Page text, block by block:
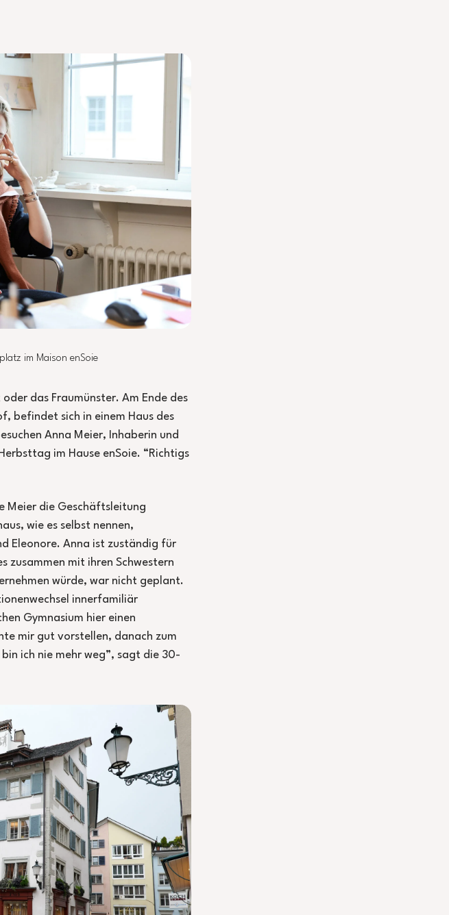
im Maison enSoie
das Fraumünster. Am Ende des
befindet sich in einem Haus des
Anna Meier, Inhaberin und
im Hause enSoie. “Richtigs
Meier die Geschäftsleitung
wie es selbst nennen,
Eleonore. Anna ist zuständig für
zusammen mit ihren Schwestern
würde, war nicht geplant.
innerfamiliär
Gymnasium hier einen
mir gut vorstellen, danach zum
ich nie mehr weg”, sagt die 30-